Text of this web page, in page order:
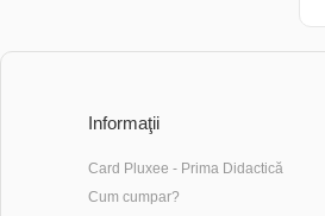
Informaţii
Card Pluxee - Prima Didactică
Cum cumpar?